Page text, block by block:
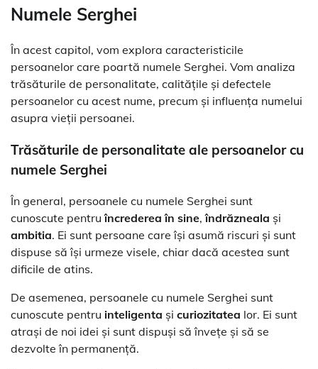
Numele Serghei
În acest capitol, vom explora caracteristicile
persoanelor care poartă numele Serghei. Vom analiza
trăsăturile de personalitate, calitățile și defectele
persoanelor cu acest nume, precum și influența numelui
asupra vieții persoanei.
Trăsăturile de personalitate ale persoanelor cu
numele Serghei
În general, persoanele cu numele Serghei sunt
cunoscute pentruîncrederea în sine,îndrăzneala și
ambitia. Ei sunt persoane care își asumă riscuri și sunt
dispuse să își urmeze visele, chiar dacă acestea sunt
dificile de atins.
De asemenea, persoanele cu numele Serghei sunt
cunoscute pentru inteligenta și curiozitatea lor. Ei sunt
atrași de noi idei și sunt dispuși să învețe și să se
dezvolte în permanență.